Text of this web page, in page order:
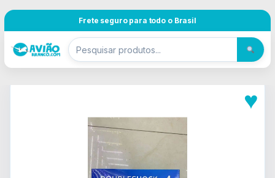
Frete seguro para todo o Brasil
♥